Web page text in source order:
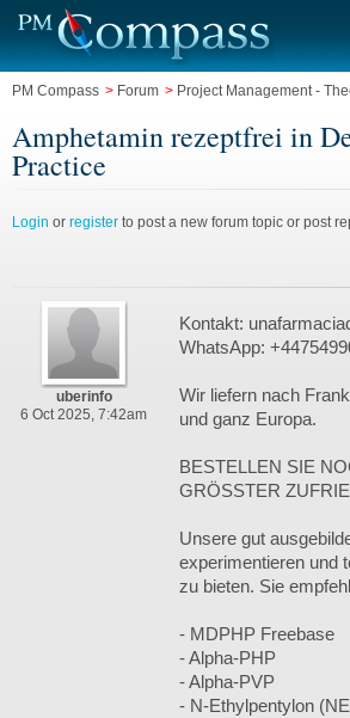
PM Compass > Forum > Project Management -
Amphetamin rezeptfrei in
Practice
Login or register to post a new forum topic or post
uberinfo
6 Oct 2025, 7:42am
Kontakt:
WhatsApp:
Wir liefern nach
und ganz Europa.
BESTELLEN SIE
GRÖSSTER
Unsere gut
experimentieren und
zu bieten. Sie
- MDPHP Freebase
- Alpha-PHP
- Alpha-PVP
- N-Ethylpentylon